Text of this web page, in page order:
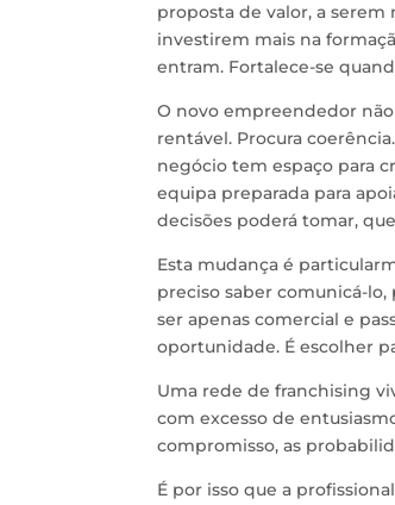
proposta de valor, a
investirem mais na
entram. Fortalece-se
O novo empreendedor
rentável. Procura
negócio tem espaço para
equipa preparada para
decisões poderá tomar,
Esta mudança é
preciso saber comunicá-
ser apenas comercial e
oportunidade. É escolher
Uma rede de franchising
com excesso de
compromisso, as
É por isso que a